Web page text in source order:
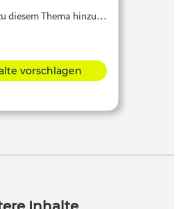
diesem Thema hinzu…
vorschlagen